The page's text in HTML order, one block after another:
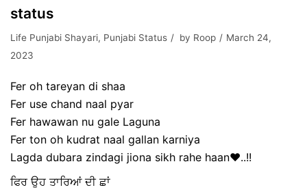
status
Life Punjabi Shayari, Punjabi Status by Roop
March 24,
2023
Fer oh tareyan di shaa
Fer use chand naal pyar
Fer hawawan nu gale Laguna
Fer ton oh kudrat naal gallan karniya
Lagda dubara zindagi jiona sikh rahe haan❤️..!!
ਫਿਰ ਉਹ ਤਾਰਿਆਂ ਦੀ ਛਾਂ